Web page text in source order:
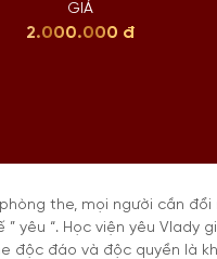
GIÁ
2.000.000 đ
the, mọi người cần đổi
” yêu “. Học viện yêu Vlady
độc đáo và độc quyền là